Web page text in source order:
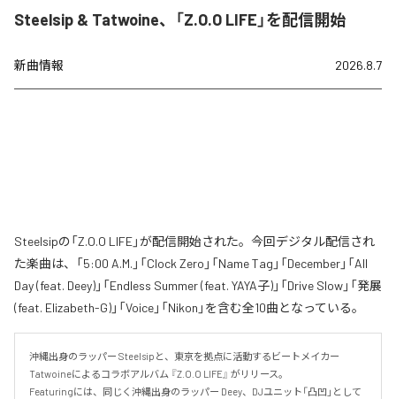
Steelsip & Tatwoine、「Z.O.O LIFE」を配信開始
新曲情報 2026.8.7
Steelsipの「Z.O.O LIFE」が配信開始された。今回デジタル配信され
た楽曲は、「5:00 A.M.」「Clock Zero」「Name Tag」「December」「All
Day (feat. Deey)」「Endless Summer (feat. YAYA子)」「Drive Slow」「発展
(feat. Elizabeth-G)」「Voice」「Nikon」を含む全10曲となっている。
沖縄出身のラッパー Steelsipと、東京を拠点に活動するビートメイカー
Tatwoineによるコラボアルバム 『Z.O.O LIFE』 がリリース。
Featuringには、同じく沖縄出身のラッパー Deey、DJユニット「凸凹」として